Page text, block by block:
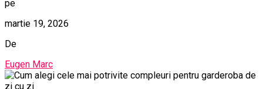
pe
martie 19, 2026
De
Eugen Marc